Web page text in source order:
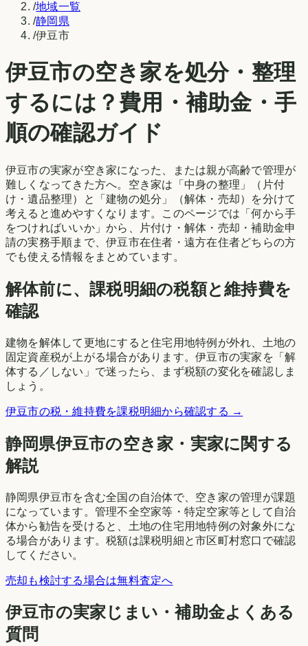
/地域一覧
/静岡県
/伊豆市
伊豆市の空き家を処分・整理
するには？費用・補助金・手
順の確認ガイド
伊豆市の実家が空き家になった、または親が高齢で管理が
難しくなってきた方へ。空き家は「中身の整理」（片付
け・遺品整理）と「建物の処分」（解体・売却）を分けて
考えると進めやすくなります。このページでは「何から手
をつければいいか」から、片付け・解体・売却・補助金申
請の実務手順まで、伊豆市在住者・遠方在住者どちらの方
でも使える情報をまとめています。
解体前に、課税明細の税額と維持費を
確認
建物を解体して更地にすると住宅用地特例が外れ、土地の
固定資産税が上がる場合があります。伊豆市の実家を「解
体する／しない」で迷ったら、まず税額の変化を確認しま
しょう。
伊豆市の税・維持費を課税明細から確認する →
静岡県伊豆市の空き家・実家に関する
解説
静岡県伊豆市を含む全国の自治体で、空き家の管理が課題
になっています。管理不全空家等・特定空家等として自治
体から勧告を受けると、土地の住宅用地特例の対象外にな
る場合があります。税額は課税明細と市区町村窓口で確認
してください。
売却も検討する場合は無料査定へ
伊豆市の実家じまい・補助金よくある
質問